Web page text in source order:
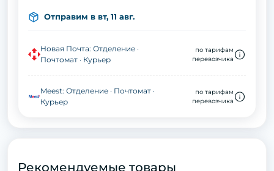
Отправим в вт, 11 авг.
Новая Почта: Отделение ·
Почтомат · Курьер
по тарифам
перевозчика
Meest: Отделение · Почтомат ·
Курьер
по тарифам
перевозчика
Рекомендуемые товары